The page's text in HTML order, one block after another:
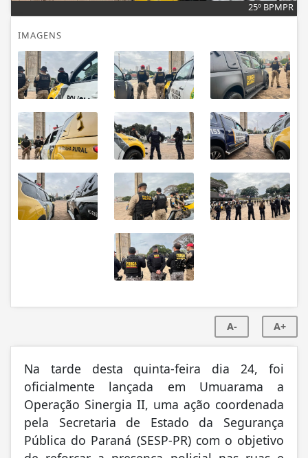
25º BPMPR
IMAGENS
A- A+
Na tarde desta quinta-feira dia 24, foi
oficialmente lançada em Umuarama a
Operação Sinergia II, uma ação coordenada
pela Secretaria de Estado da Segurança
Pública do Paraná (SESP-PR) com o objetivo